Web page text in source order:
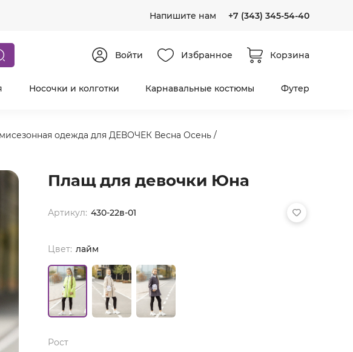
Напишите нам +7 (343) 345-54-40
Войти Избранное Корзина
Носочки и колготки Карнавальные костюмы Футер
одежда для ДЕВОЧЕК Весна Осень /
Плащ для девочки Юна
Артикул: 430-22в-01
Цвет: лайм
Рост